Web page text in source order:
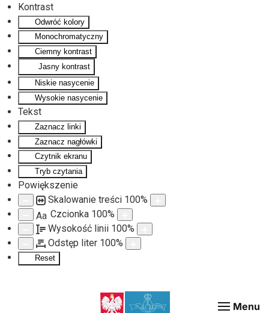
Kontrast
Odwróć kolory
Monochromatyczny
Ciemny kontrast
Jasny kontrast
Niskie nasycenie
Wysokie nasycenie
Tekst
Zaznacz linki
Zaznacz nagłówki
Czytnik ekranu
Tryb czytania
Powiększenie
Skalowanie treści 100%
Aa Czcionka 100%
Wysokość linii 100%
Odstęp liter 100%
Reset
Menu